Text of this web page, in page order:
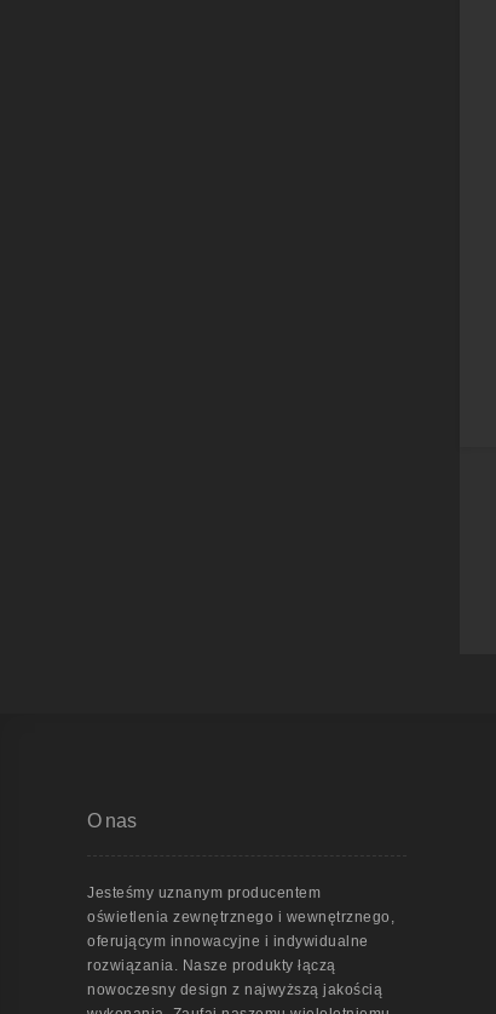
O nas
Jesteśmy uznanym producentem
oświetlenia zewnętrznego i wewnętrznego,
oferującym innowacyjne i indywidualne
rozwiązania. Nasze produkty łączą
nowoczesny design z najwyższą jakością